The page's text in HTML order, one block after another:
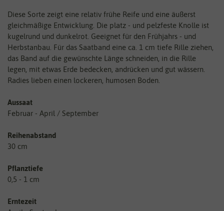
Diese Sorte zeigt eine relativ frühe Reife und eine äußerst
gleichmäßige Entwicklung. Die platz - und pelzfeste Knolle ist
kugelrund und dunkelrot. Geeignet für den Frühjahrs - und
Herbstanbau. Für das Saatband eine ca. 1 cm tiefe Rille ziehen,
das Band auf die gewünschte Länge schneiden, in die Rille
legen, mit etwas Erde bedecken, andrücken und gut wässern.
Radies lieben einen lockeren, humosen Boden.
Aussaat
Februar - April / September
Reihenabstand
30 cm
Pflanztiefe
0,5 - 1 cm
Erntezeit